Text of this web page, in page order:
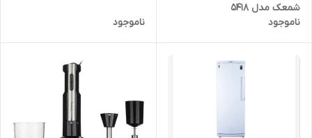
شمعک مدل 5418
ناموجود
ناموجود